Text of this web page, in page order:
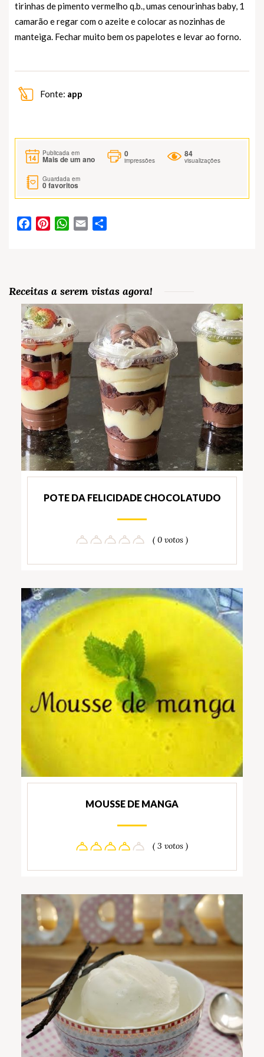
tirinhas de pimento vermelho q.b., umas cenourinhas baby, 1
camarão e regar com o azeite e colocar as nozinhas de
manteiga. Fechar muito bem os papelotes e levar ao forno.
Fonte: app
Publicada em
Mais de um ano
0
impressões
84
visualizações
Guardada em
0favoritos
FacebookPinterestWhatsApp
Email
Receitas a serem vistas agora!
POTE DA FELICIDADE CHOCOLATUDO
( 0 votos )
MOUSSE DE MANGA
( 3 votos )